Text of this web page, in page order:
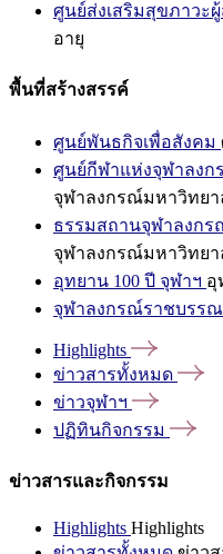
ศูนย์ส่งเสริมสุขภาวะผู้
อายุ
พื้นที่สร้างสรรค์
ศูนย์พันธกิจเพื่อสังคม
ศูนย์กีฬาแห่งจุฬาลง
จุฬาลงกรณ์มหาวิทยา
ธรรมสถานจุฬาลงก
จุฬาลงกรณ์มหาวิทยา
อุทยาน 100 ปี จุฬาฯ อุ
จุฬาลงกรณ์ราชบรร
Highlights
ข่าวสารทั้งหมด
ข่าวจุฬาฯ
ปฏิทินกิจกรรม
ข่าวสารและกิจกรรม
Highlights Highlights